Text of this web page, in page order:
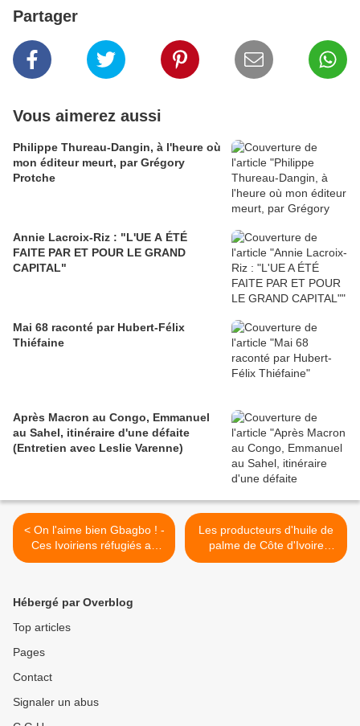
Partager
Vous aimerez aussi
Philippe Thureau-Dangin, à l'heure où
mon éditeur meurt, par Grégory
Protche
Annie Lacroix-Riz : "L'UE A ÉTÉ
FAITE PAR ET POUR LE GRAND
CAPITAL"
Mai 68 raconté par Hubert-Félix
Thiéfaine
Après Macron au Congo, Emmanuel
au Sahel, itinéraire d'une défaite
(Entretien avec Leslie Varenne)
< On l'aime bien Gbagbo ! -
Ces Ivoiriens réfugiés au
Ghana
Les producteurs d'huile de
palme de Côte d'Ivoire
maquent Système U >
Hébergé par Overblog
Top articles
Pages
Contact
Signaler un abus